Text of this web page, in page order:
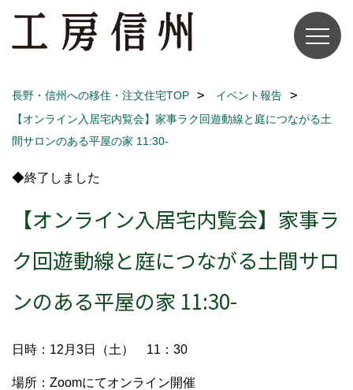
長野・信州への移住・注文住宅TOP
イベント報告
【オンライン入居宅内覧会】家事ラク回遊動線と庭につながる土
間サロンのある平屋の家 11:30-
◆終了しました
【オンライン入居宅内覧会】家事ラ
ク回遊動線と庭につながる土間サロ
ンのある平屋の家 11:30-
日時：12月3日（土） 11：30
場所：Zoomにてオンライン開催